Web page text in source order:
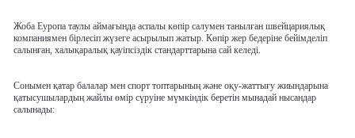
Жоба Еуропа таулы аймағында аспалы көпір салумен танылған швейцариялық
компаниямен бірлесіп жүзеге асырылып жатыр. Көпір жер бедеріне бейімделіп
салынған, халықаралық қауіпсіздік стандарттарына сай келеді.
Сонымен қатар балалар мен спорт топтарының және оқу-жаттығу жиындарына
қатысушылардың жайлы өмір сүруіне мүмкіндік беретін мынадай нысандар
салынады: